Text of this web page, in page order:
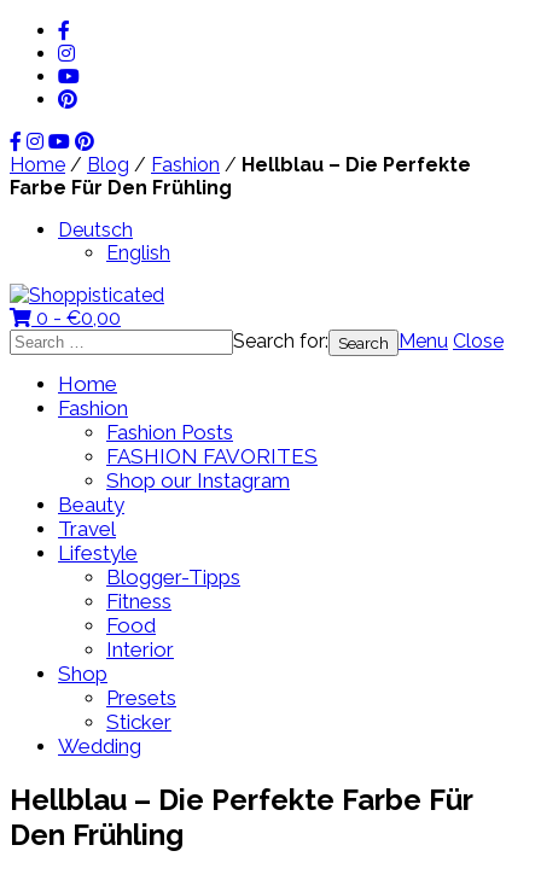
Home / Blog / Fashion / Hellblau – Die Perfekte
Farbe Für Den Frühling
Deutsch
English
0 - €0,00
Search for:
Menu Close
Home
Fashion
Fashion Posts
FASHION FAVORITES
Shop our Instagram
Beauty
Travel
Lifestyle
Blogger-Tipps
Fitness
Food
Interior
Shop
Presets
Sticker
Wedding
Hellblau – Die Perfekte Farbe Für
Den Frühling